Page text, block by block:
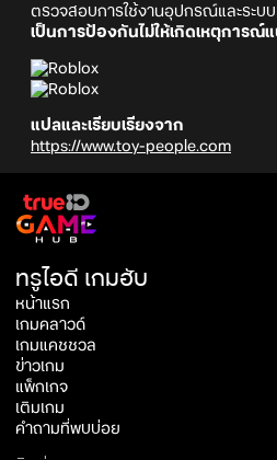
ตรวจสอบการใช้งานอุปกรณ์และระบบ
เป็นการป้องกันไม่ให้เกิดเหตุการณ์
แปลและเรียบเรียงจาก
https://www.toy-people.com
ทรูไอดี เกมฮับ
หน้าแรก
เกมคลาวด์
เกมแคชชวล
ข่าวเกม
แพ็กเกจ
เติมเกม
คำถามที่พบบ่อย